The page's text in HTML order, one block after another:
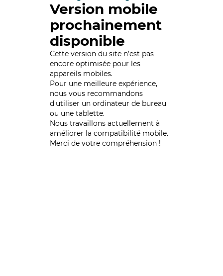
Version mobile
prochainement
disponible
Cette version du site n’est pas
encore optimisée pour les
appareils mobiles.
Pour une meilleure expérience,
nous vous recommandons
d'utiliser un ordinateur de bureau
ou une tablette.
Nous travaillons actuellement à
améliorer la compatibilité mobile.
Merci de votre compréhension !